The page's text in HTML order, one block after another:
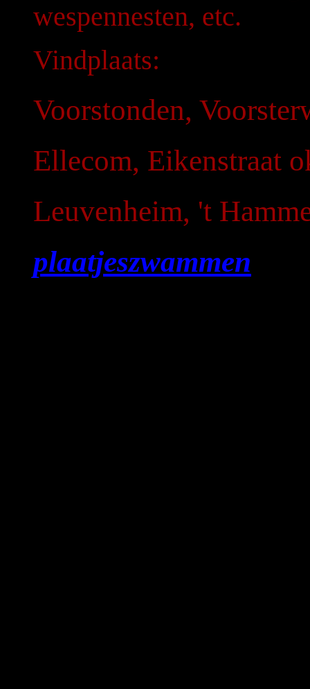
wespennesten, etc.
Vindplaats:
Voorstonden,
Ellecom, Eikenstraat
Leuvenheim, 't
plaatjeszwammen